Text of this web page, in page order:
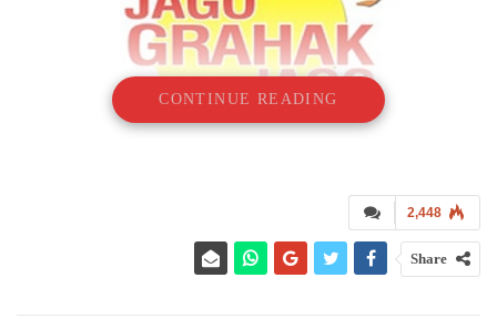
CONTINUE READING
2,448
Share